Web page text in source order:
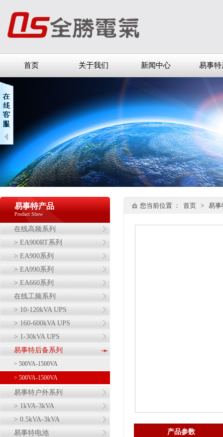
首页 关于我们 新闻中心 易事特
易事特产品
Product Show
在线高频系列
> EA900RT系列
> EA900系列
> EA990系列
> EA660系列
在线工频系列
> 10-120kVA UPS
> 160-600kVA UPS
> 1-30kVA UPS
易事特后备系列
> 500VA-1500VA
> 500VA-1500VA
易事特户外系列
> 1kVA-3kVA
> 0.5kVA-3kVA
易事特电池
您当前位置 ： 首页 > 易事
产品参数